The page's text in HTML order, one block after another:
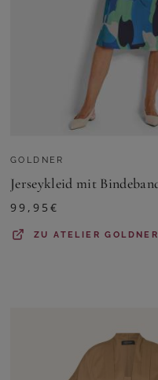
GOLDNER
99,95€
ZUATELIER GOLDNER